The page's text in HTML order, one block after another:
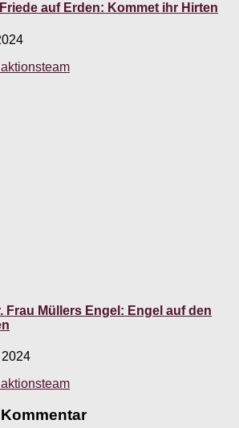
auf Erden: Kommet ihr Hirten
Frau Müllers Engel: Engel auf den